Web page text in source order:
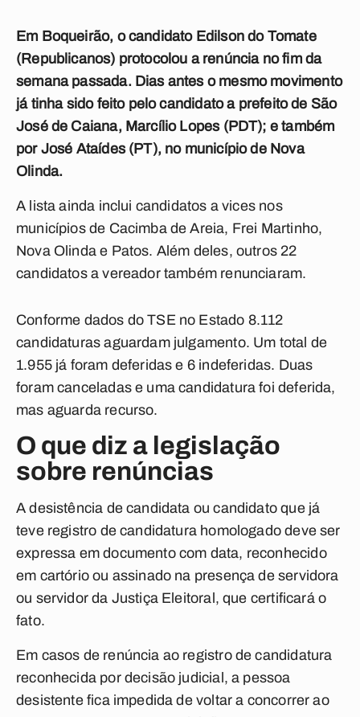
Em Boqueirão, o candidato Edilson do Tomate
(Republicanos) protocolou a renúncia no fim da
semana passada. Dias antes o mesmo movimento
já tinha sido feito pelo candidato a prefeito de São
José de Caiana, Marcílio Lopes (PDT); e também
por José Ataídes (PT), no município de Nova
Olinda.
A lista ainda inclui candidatos a vices nos
municípios de Cacimba de Areia, Frei Martinho,
Nova Olinda e Patos. Além deles, outros 22
candidatos a vereador também renunciaram.
Conforme dados do TSE no Estado 8.112
candidaturas aguardam julgamento. Um total de
1.955 já foram deferidas e 6 indeferidas. Duas
foram canceladas e uma candidatura foi deferida,
mas aguarda recurso.
O que diz a legislação
sobre renúncias
A desistência de candidata ou candidato que já
teve registro de candidatura homologado deve ser
expressa em documento com data, reconhecido
em cartório ou assinado na presença de servidora
ou servidor da Justiça Eleitoral, que certificará o
fato.
Em casos de renúncia ao registro de candidatura
reconhecida por decisão judicial, a pessoa
desistente fica impedida de voltar a concorrer ao